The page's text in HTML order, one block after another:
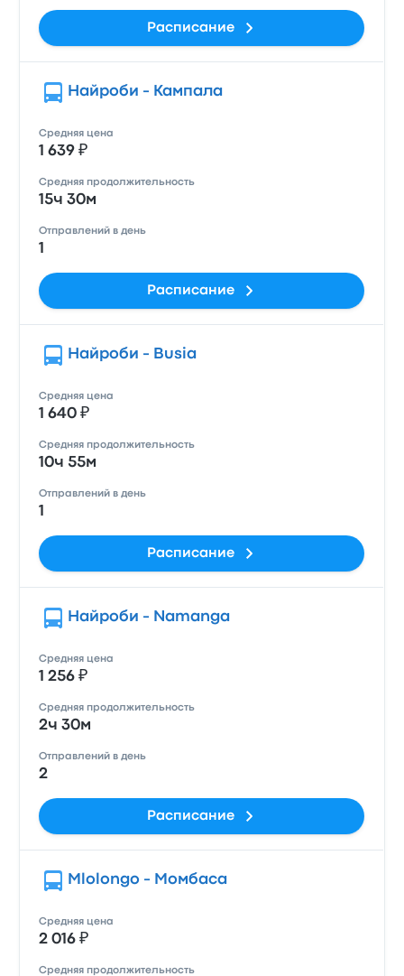
Расписание
Найроби - Кампала
Средняя цена
1 639 ₽
Средняя продолжительность
15ч 30м
Отправлений в день
1
Расписание
Найроби - Busia
Средняя цена
1 640 ₽
Средняя продолжительность
10ч 55м
Отправлений в день
1
Расписание
Найроби - Namanga
Средняя цена
1 256 ₽
Средняя продолжительность
2ч 30м
Отправлений в день
2
Расписание
Mlolongo - Момбаса
Средняя цена
2 016 ₽
Средняя продолжительность